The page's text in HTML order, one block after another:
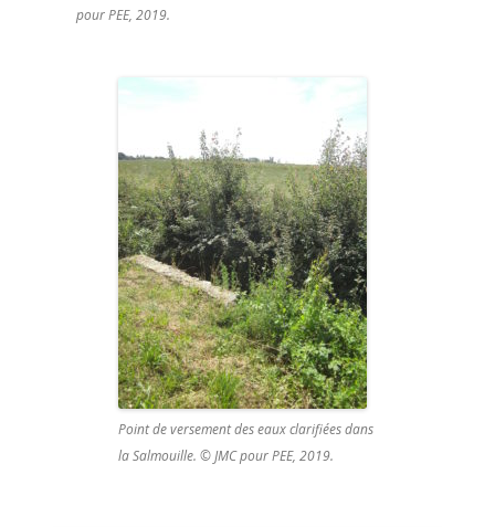
pour PEE, 2019.
Point de versement des eaux clarifiées dans
la Salmouille. © JMC pour PEE, 2019.